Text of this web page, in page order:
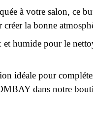
à votre salon, ce
la bonne
humide pour le
idéale pour
dans notre